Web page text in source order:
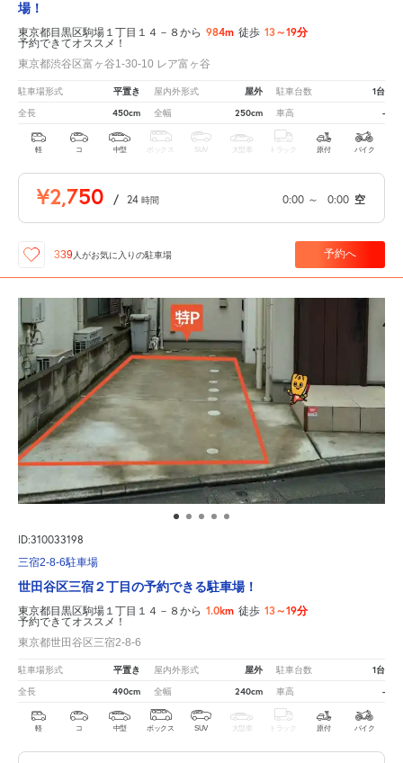
場！
東京都目黒区駒場１丁目１４－８から 984m 徒歩 13～19分
予約できてオススメ！
東京都渋谷区富ヶ谷1-30-10 レア富ヶ谷
駐車場形式 平置き 屋内外形式 屋外 駐車台数 1台
全長 450cm 全幅 250cm 車高 -
軽 コ 中型 ボックス SUV 大型車 トラック 原付 バイク
¥2,750 / 24 時間 0:00 ～ 0:00 空
339 人がお気に入りの駐車場 予約へ
ID:310033198
三宿2-8-6駐車場
世田谷区三宿２丁目の予約できる駐車場！
東京都目黒区駒場１丁目１４－８から 1.0km 徒歩 13～19分
予約できてオススメ！
東京都世田谷区三宿2-8-6
駐車場形式 平置き 屋内外形式 屋外 駐車台数 1台
全長 490cm 全幅 240cm 車高 -
軽 コ 中型 ボックス SUV 大型車 トラック 原付 バイク